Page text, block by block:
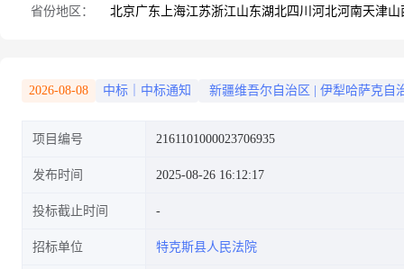
省份地区： 北京广东 上海江苏浙江山东湖北四川 河北河南天津山
2026-08-08 中标｜中标通知 新疆维吾尔自治区 伊犁哈萨克自
项目编号 2161101000023706935
发布时间 2025-08-26 16:12:17
投标截止时间
招标单位 特克斯县人民法院